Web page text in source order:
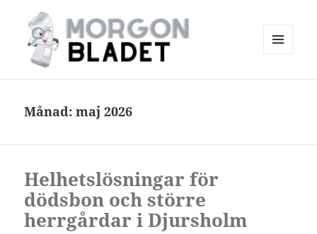
Månad:maj 2026
Helhetslösningar för
dödsbon och större
herrgårdar i Djursholm